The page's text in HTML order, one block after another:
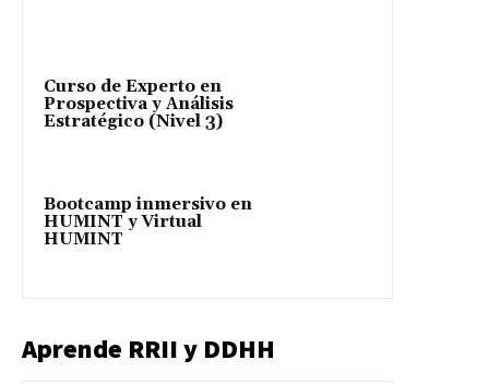
Curso de Experto en
Prospectiva y Análisis
Estratégico (Nivel 3)
Bootcamp inmersivo en
HUMINT y Virtual
HUMINT
Aprende RRII y DDHH